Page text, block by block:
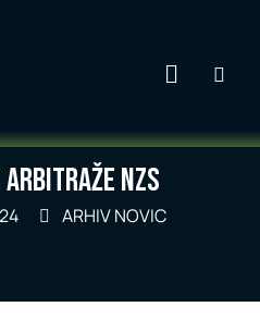
NZS
ARHIV NOVIC